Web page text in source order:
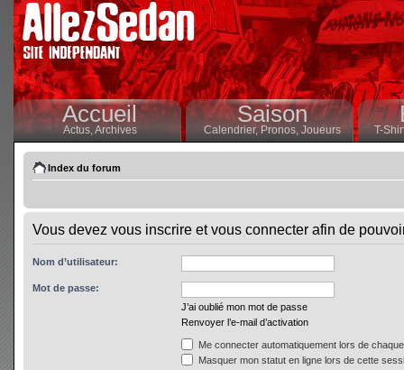
Accueil
Actus,Archives
Saison
Calendrier,Pronos, Joueurs T-
Index du forum
Vous devez vous inscrire et vous connecter afin de
Nom d’utilisateur:
Mot de passe:
J’ai oublié mon mot de passe
Renvoyer l’e-mail d’activation
Me connecter automatiquement lors de
Masquer mon statut en ligne lors de cette